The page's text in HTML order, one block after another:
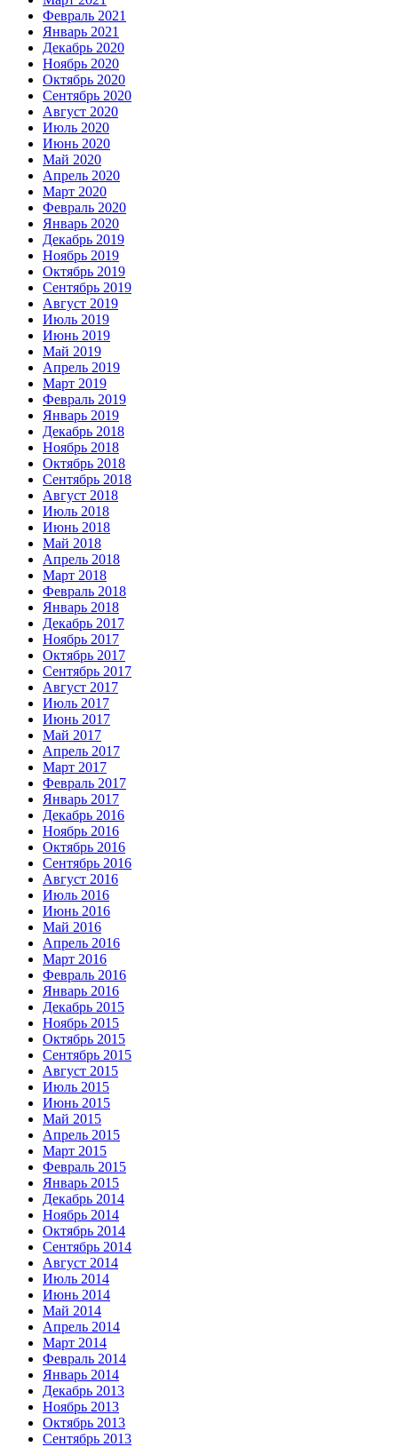
Февраль 2021
Январь 2021
Декабрь 2020
Ноябрь 2020
Октябрь 2020
Сентябрь 2020
Август 2020
Июль 2020
Июнь 2020
Май 2020
Апрель 2020
Март 2020
Февраль 2020
Январь 2020
Декабрь 2019
Ноябрь 2019
Октябрь 2019
Сентябрь 2019
Август 2019
Июль 2019
Июнь 2019
Май 2019
Апрель 2019
Март 2019
Февраль 2019
Январь 2019
Декабрь 2018
Ноябрь 2018
Октябрь 2018
Сентябрь 2018
Август 2018
Июль 2018
Июнь 2018
Май 2018
Апрель 2018
Март 2018
Февраль 2018
Январь 2018
Декабрь 2017
Ноябрь 2017
Октябрь 2017
Сентябрь 2017
Август 2017
Июль 2017
Июнь 2017
Май 2017
Апрель 2017
Март 2017
Февраль 2017
Январь 2017
Декабрь 2016
Ноябрь 2016
Октябрь 2016
Сентябрь 2016
Август 2016
Июль 2016
Июнь 2016
Май 2016
Апрель 2016
Март 2016
Февраль 2016
Январь 2016
Декабрь 2015
Ноябрь 2015
Октябрь 2015
Сентябрь 2015
Август 2015
Июль 2015
Июнь 2015
Май 2015
Апрель 2015
Март 2015
Февраль 2015
Январь 2015
Декабрь 2014
Ноябрь 2014
Октябрь 2014
Сентябрь 2014
Август 2014
Июль 2014
Июнь 2014
Май 2014
Апрель 2014
Март 2014
Февраль 2014
Январь 2014
Декабрь 2013
Ноябрь 2013
Октябрь 2013
Сентябрь 2013